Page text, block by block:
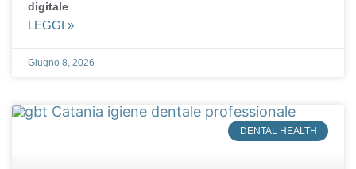
digitale
LEGGI »
Giugno 8, 2026
DENTAL HEALTH